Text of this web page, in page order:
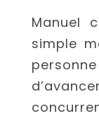
Manuel
simple